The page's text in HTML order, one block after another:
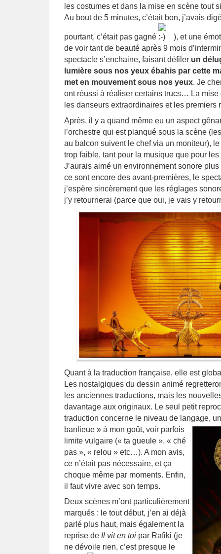
les costumes et dans la mise en scène tout
Au bout de 5 minutes, c’était bon, j’avais
pourtant, c’était pas gagné
), et une
de voir tant de beauté après 9 mois
spectacle s’enchaine, faisant défiler un
lumière sous nos yeux ébahis par cette
met en mouvement sous nos yeux. Je
ont réussi à réaliser certains trucs… La mise
les danseurs extraordinaires et les premiers
Après, il y a quand même eu un aspect
l’orchestre qui est planqué sous la scène
au balcon suivent le chef via un moniteur),
trop faible, tant pour la musique que pour les
J’aurais aimé un environnement sonore
ce sont encore des avant-premières, le
j’espère sincèrement que les réglages
j’y retournerai (parce que oui, je vais y
Quant à la traduction française, elle est
Les nostalgiques du dessin animé
les anciennes traductions, mais les
davantage aux originaux. Le seul petit
traduction concerne le niveau de langage,
banlieue » à mon goût, voir parfois
limite vulgaire (« ta gueule », « ché
pas », « relou » etc…). A mon avis,
ce n’était pas nécessaire, et ça
choque même par moments. Enfin,
il faut vivre avec son temps.
Deux scènes m’ont particulièrement
marqués : le tout début, j’en ai déjà
parlé plus haut, mais également la
reprise de Il vit en toi par Rafiki (je
ne dévoile rien, c’est presque le